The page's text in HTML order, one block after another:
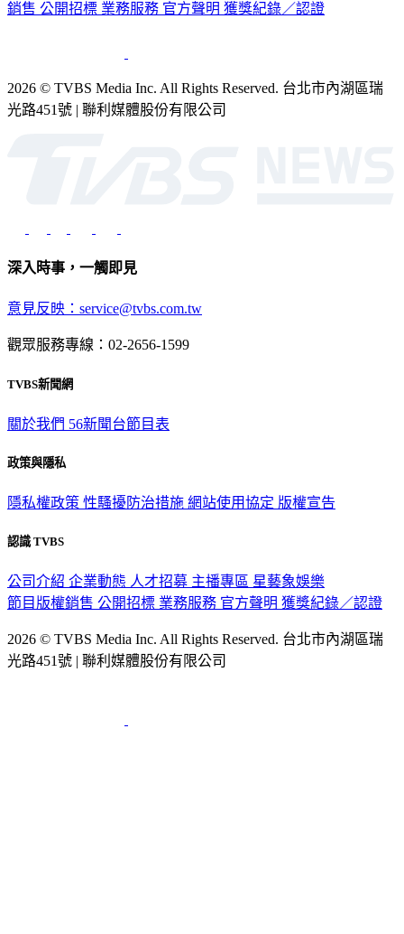
銷售 公開招標 業務服務 官方聲明 獲獎紀錄／認證
2026 © TVBS Media Inc. All Rights Reserved. 台北市內湖區瑞
光路451號 | 聯利媒體股份有限公司
深入時事，一觸即見
意見反映：service@tvbs.com.tw
觀眾服務專線：02-2656-1599
TVBS新聞網
關於我們 56新聞台節目表
政策與隱私
隱私權政策 性騷擾防治措施 網站使用協定 版權宣告
認識 TVBS
公司介紹 企業動態 人才招募 主播專區 星藝象娛樂
節目版權銷售 公開招標 業務服務 官方聲明 獲獎紀錄／認證
2026 © TVBS Media Inc. All Rights Reserved. 台北市內湖區瑞
光路451號 | 聯利媒體股份有限公司